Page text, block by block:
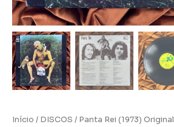
Início / DISCOS / Panta Rei (1973) Original